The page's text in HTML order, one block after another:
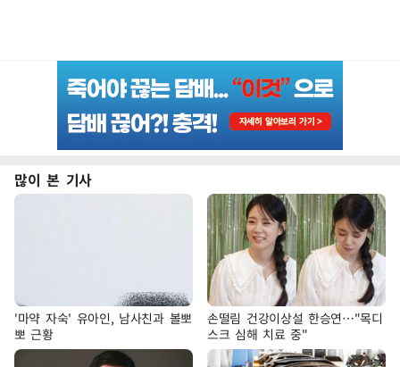
많이 본 기사
'마약 자숙' 유아인, 남사친과 볼뽀
뽀 근황
손떨림 건강이상설 한승연…"목디
스크 심해 치료 중"